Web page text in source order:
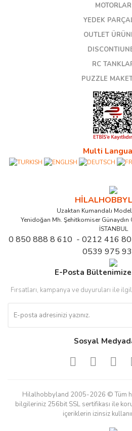
MOTORLAR
YEDEK
OUTLET
RC
PUZZLE
Multi
Uzaktan Kumandalı
Yenidoğan Mh. Şehitkomiser
İSTANBUL
0 850 888 8 610 - 0212 416
0539 975
E-Posta
Fırsatları, kampanya ve duyuruları ile
Sosyal
Hilalhobbyland 2005-2026 © Tüm
bilgileriniz 256bit SSL sertifikası ile
içeriklerin izinsiz